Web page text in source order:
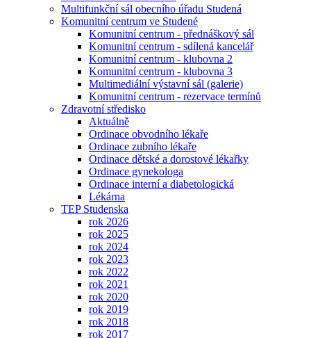
Multifunkční sál obecního úřadu Studená
Komunitní centrum ve Studené
Komunitní centrum - přednáškový sál
Komunitní centrum - sdílená kancelář
Komunitní centrum - klubovna 2
Komunitní centrum - klubovna 3
Multimediální výstavní sál (galerie)
Komunitní centrum - rezervace termínů
Zdravotní středisko
Aktuálně
Ordinace obvodního lékaře
Ordinace zubního lékaře
Ordinace dětské a dorostové lékařky
Ordinace gynekologa
Ordinace interní a diabetologická
Lékárna
TEP Studenska
rok 2026
rok 2025
rok 2024
rok 2023
rok 2022
rok 2021
rok 2020
rok 2019
rok 2018
rok 2017